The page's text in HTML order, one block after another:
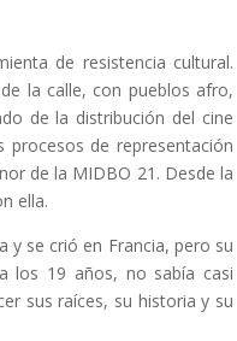
de resistencia cultural.
la calle, con pueblos afro,
de la distribución del cine
de representación
de la MIDBO 21. Desde la
ella.
se crió en Francia, pero su
los 19 años, no sabía casi
sus raíces, su historia y su